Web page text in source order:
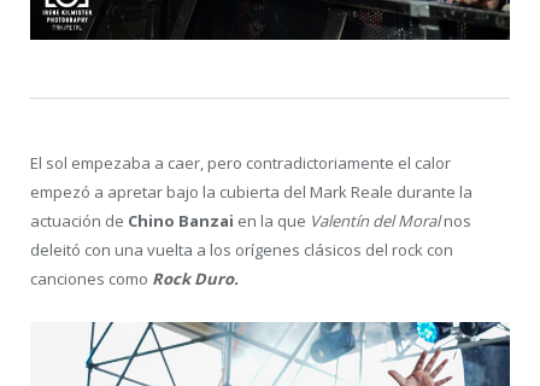
El sol empezaba a caer, pero contradictoriamente el calor
empezó a apretar bajo la cubierta del Mark Reale durante la
actuación de Chino Banzai en la que Valentín del Moralnos
deleitó con una vuelta a los orígenes clásicos del rock con
canciones como Rock Duro.